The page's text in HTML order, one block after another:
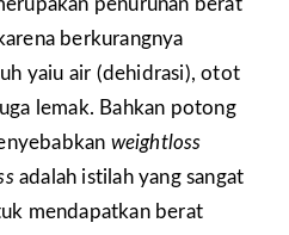
penurunan berat
berkurangnya
yaiu air (dehidrasi), otot
lemak. Bahkan potong
weightloss
adalah istilah yang sangat
mendapatkan berat